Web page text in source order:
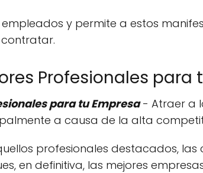
y permite a estos
Profesionales para
para tu Empresa- Atraer a
a causa de la alta
profesionales destacados,
en definitiva, las mejores